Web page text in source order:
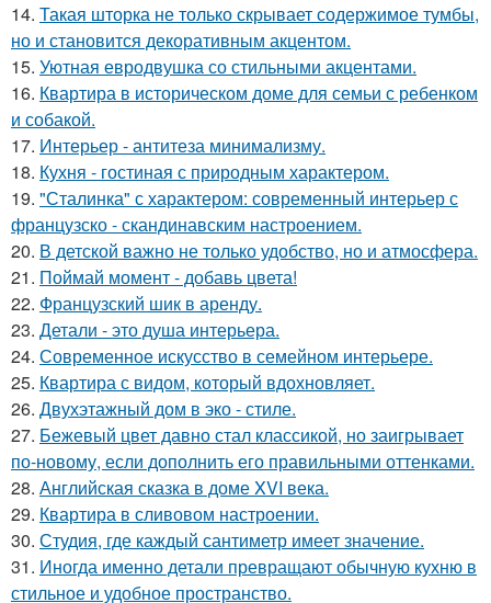
14. Такая шторка не только скрывает содержимое тумбы,
но и становится декоративным акцентом.
15. Уютная евродвушка со стильными акцентами.
16. Квартира в историческом доме для семьи с ребенком
и собакой.
17. Интерьер - антитеза минимализму.
18. Кухня - гостиная с природным характером.
19. "Сталинка" с характером: современный интерьер с
французско - скандинавским настроением.
20. В детской важно не только удобство, но и атмосфера.
21. Поймай момент - добавь цвета!
22. Французский шик в аренду.
23. Детали - это душа интерьера.
24. Современное искусство в семейном интерьере.
25. Квартира с видом, который вдохновляет.
26. Двухэтажный дом в эко - стиле.
27. Бежевый цвет давно стал классикой, но заигрывает
по-новому, если дополнить его правильными оттенками.
28. Английская сказка в доме XVI века.
29. Квартира в сливовом настроении.
30. Студия, где каждый сантиметр имеет значение.
31. Иногда именно детали превращают обычную кухню в
стильное и удобное пространство.